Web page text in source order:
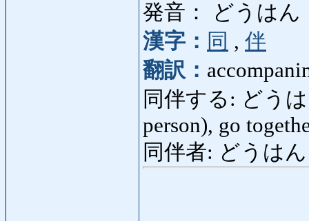
発音： どうはん
漢字： 同 , 伴
翻訳：
同伴する: どう
person), go
同伴者: どうは